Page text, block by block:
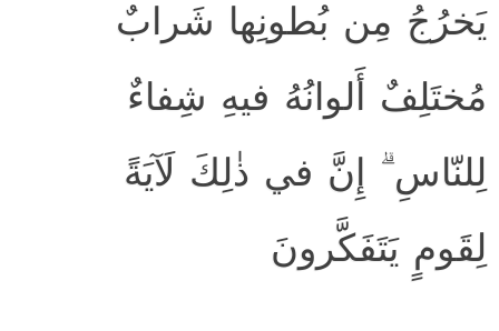
يَخرُجُ مِن بُطونِها شَرابٌ
مُختَلِفٌ أَلوانُهُ فيهِ شِفاءٌ
لِلنّاسِ ۗ إِنَّ في ذٰلِكَ لَآيَةً
لِقَومٍ يَتَفَكَّرونَ